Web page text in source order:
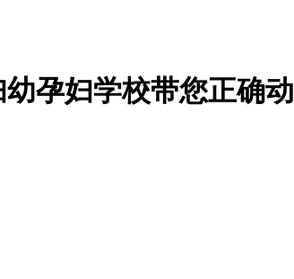
幼孕妇学校带您正确动